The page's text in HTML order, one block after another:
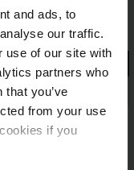
and ads, to
our traffic.
use of our site with
partners who
you’ve
from your use
if you